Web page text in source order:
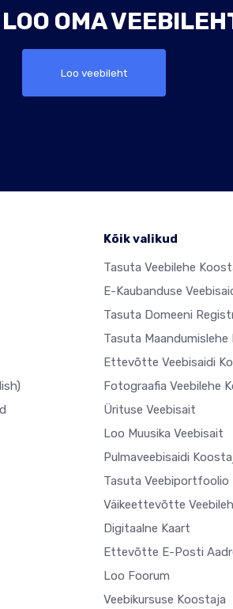
OMA
Loo veebileht
Kõik valikud
Tasuta Veebilehe
E-Kaubanduse
Tasuta Domeeni
Tasuta Maandumislehe
Ettevõtte Veebisaidi
Fotograafia Veebilehe
Ürituse Veebisait
Loo Muusika Veebisait
Pulmaveebisaidi
Tasuta Veebiportfoolio
Väikeettevõtte
Digitaalne Kaart
Ettevõtte E-Posti
Loo Foorum
Veebikursuse Koostaja